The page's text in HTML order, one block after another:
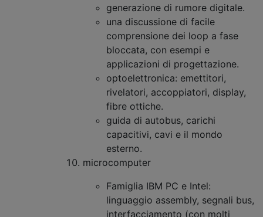
generazione di rumore digitale.
una discussione di facile
comprensione dei loop a fase
bloccata, con esempi e
applicazioni di progettazione.
optoelettronica: emettitori,
rivelatori, accoppiatori, display,
fibre ottiche.
guida di autobus, carichi
capacitivi, cavi e il mondo
esterno.
microcomputer
Famiglia IBM PC e Intel:
linguaggio assembly, segnali bus,
interfacciamento (con molti